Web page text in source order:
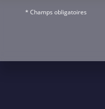
* Champs obligatoires